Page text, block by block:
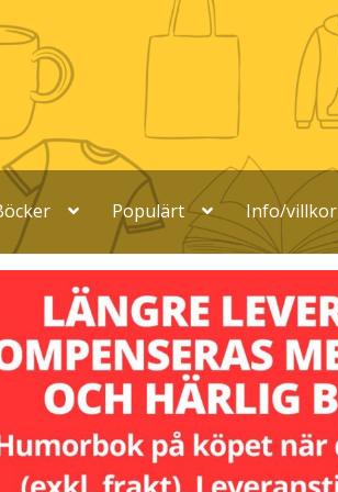
Populärt Info/villkor